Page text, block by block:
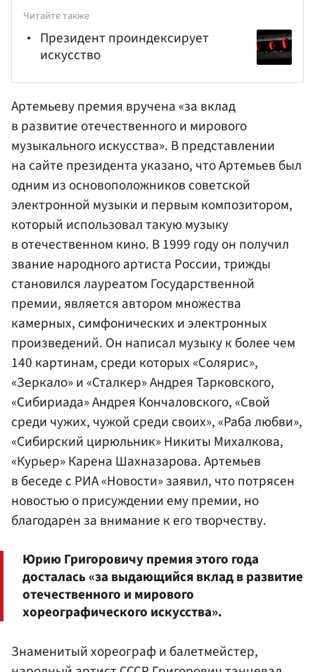
Читайте также
Президент проиндексирует
искусство
Артемьеву премия вручена «за вклад
в развитие отечественного и мирового
музыкального искусства». В представлении
на сайте президента указано, что Артемьев был
одним из основоположников советской
электронной музыки и первым композитором,
который использовал такую музыку
в отечественном кино. В 1999 году он получил
звание народного артиста России, трижды
становился лауреатом Государственной
премии, является автором множества
камерных, симфонических и электронных
произведений. Он написал музыку к более чем
140 картинам, среди которых «Солярис»,
«Зеркало» и «Сталкер»Андрея Тарковского,
«Сибириада»Андрея Кончаловского, «Свой
среди чужих, чужой среди своих», «Раба любви»,
«Сибирский цирюльник»Никиты Михалкова,
«Курьер»Карена Шахназарова. Артемьев
в беседе с РИА «Новости» заявил, что потрясен
новостью о присуждении ему премии, но
благодарен за внимание к его творчеству.
Юрию Григоровичу премия этого года
досталась «за выдающийся вклад в развитие
отечественного и мирового
хореографического искусства».
Знаменитый хореограф и балетмейстер,